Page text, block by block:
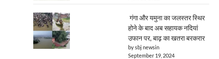
गंगा और यमुना का जलस्तर स्थिर
होने के बाद अब सहायक नदियां
उफान पर, बाढ़ का खतरा बरकरार
by sbj newsin
September 19, 2024